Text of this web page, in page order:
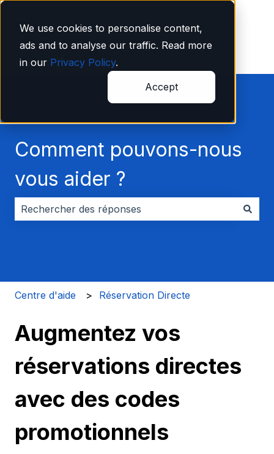
We use cookies to personalise content,
ads and to analyse our traffic. Read more
in our Privacy Policy.
Accept
Comment pouvons-nous
vous aider ?
Centre d'aide Réservation Directe
Augmentez vos
réservations directes
avec des codes
promotionnels